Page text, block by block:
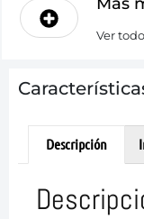
Ver
Descripción